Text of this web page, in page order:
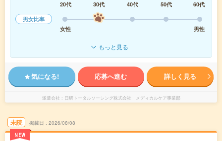
20代
30代 40代 50代
60代
男女比率
女性
男性
もっと見る
気になる! 応募へ進む 詳しく見る
派遣会社 日研トータルソーシング株式会社 メディカルケア事業部
未読
NEW
掲載日 2026/08/08